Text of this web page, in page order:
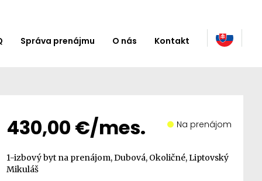
Správa prenájmu O nás Kontakt
430,00 €/mes. Na prenájom
1-izbový byt na prenájom, Dubová, Okoličné, Liptovský
Mikuláš